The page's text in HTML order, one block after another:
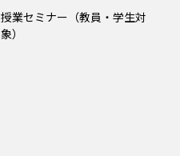
授業セミナー（教員・学生対
象）